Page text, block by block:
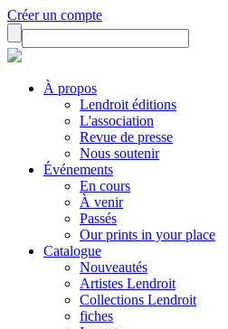
Créer un compte
À propos
Lendroit éditions
L'association
Revue de presse
Nous soutenir
Événements
En cours
À venir
Passés
Our prints in your place
Catalogue
Nouveautés
Artistes Lendroit
Collections Lendroit
fiches